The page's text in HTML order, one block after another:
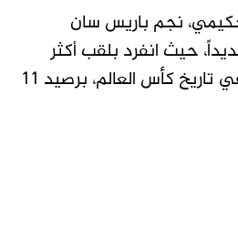
نجم باريس سان
حيث انفرد بلقب أكثر
لاعب مغربي مشاركةً في تاريخ كأس العالم، برصيد 11